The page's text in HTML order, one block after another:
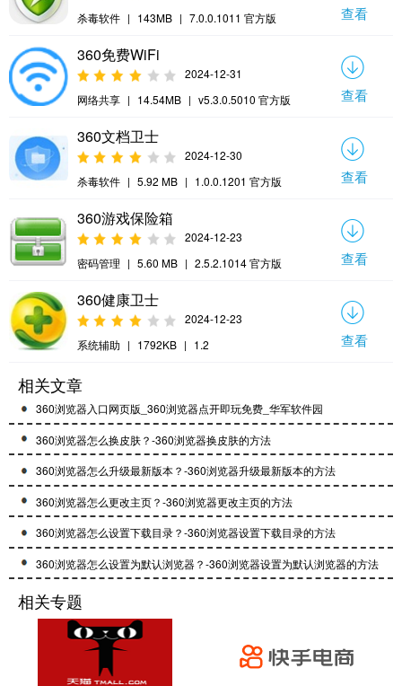
杀毒软件 | 143MB | 7.0.0.1011 官方版 查看
360免费WiFi
2024-12-31
网络共享 | 14.54MB | v5.3.0.5010 官方版 查看
360文档卫士
2024-12-30
杀毒软件 | 5.92 MB | 1.0.0.1201 官方版 查看
360游戏保险箱
2024-12-23
密码管理 | 5.60 MB | 2.5.2.1014 官方版 查看
360健康卫士
2024-12-23
系统辅助 | 1792KB | 1.2 查看
相关文章
360浏览器入口网页版_360浏览器点开即玩免费_华军软件园
360浏览器怎么换皮肤？-360浏览器换皮肤的方法
360浏览器怎么升级最新版本？-360浏览器升级最新版本的方法
360浏览器怎么更改主页？-360浏览器更改主页的方法
360浏览器怎么设置下载目录？-360浏览器设置下载目录的方法
360浏览器怎么设置为默认浏览器？-360浏览器设置为默认浏览器的方法
相关专题